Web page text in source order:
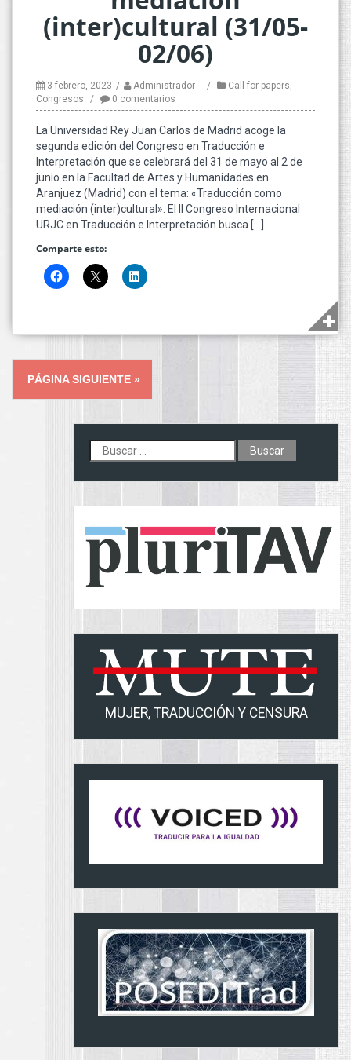
(inter)cultural (31/05-
02/06)
3 febrero, 2023 Administrador Call for papers
Congresos
0 comentarios
La Universidad Rey Juan Carlos de Madrid acoge la
segunda edición del Congreso en Traducción e
Interpretación que se celebrará del 31 de mayo al 2 de
junio en la Facultad de Artes y Humanidades en
Aranjuez (Madrid) con el tema: «Traducción como
mediación (inter)cultural». El II Congreso Internacional
URJC en Traducción e Interpretación busca […]
Comparte esto:
Posts
navigation
PÁGINA SIGUIENTE »
Buscar:
MUJER, TRADUCCIÓN Y CENSURA